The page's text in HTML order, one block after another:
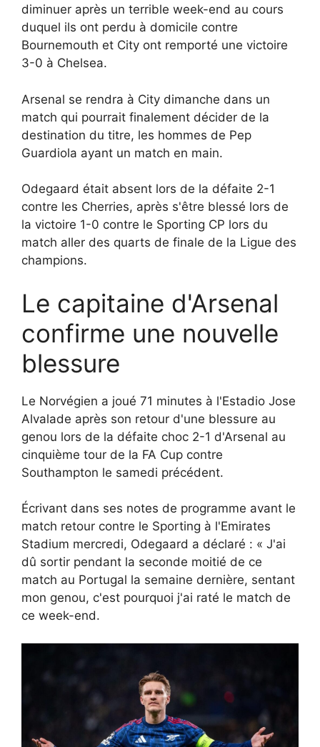
diminuer après un terrible week-end au cours
duquel ils ont perdu à domicile contre
Bournemouth et City ont remporté une victoire
3-0 à Chelsea.
Arsenal se rendra à City dimanche dans un
match qui pourrait finalement décider de la
destination du titre, les hommes de Pep
Guardiola ayant un match en main.
Odegaard était absent lors de la défaite 2-1
contre les Cherries, après s'être blessé lors de
la victoire 1-0 contre le Sporting CP lors du
match aller des quarts de finale de la Ligue des
champions.
Le capitaine d'Arsenal
confirme une nouvelle
blessure
Le Norvégien a joué 71 minutes à l'Estadio Jose
Alvalade après son retour d'une blessure au
genou lors de la défaite choc 2-1 d'Arsenal au
cinquième tour de la FA Cup contre
Southampton le samedi précédent.
Écrivant dans ses notes de programme avant le
match retour contre le Sporting à l'Emirates
Stadium mercredi, Odegaard a déclaré : « J'ai
dû sortir pendant la seconde moitié de ce
match au Portugal la semaine dernière, sentant
mon genou, c'est pourquoi j'ai raté le match de
ce week-end.